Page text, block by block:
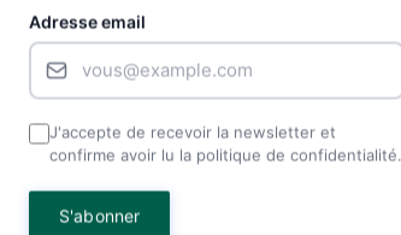
Adresse email
J'accepte de recevoir la newsletter et
confirme avoir lu la politique de confidentialité.
S'abonner